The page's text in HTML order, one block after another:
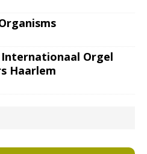
Orgel
Haarlem